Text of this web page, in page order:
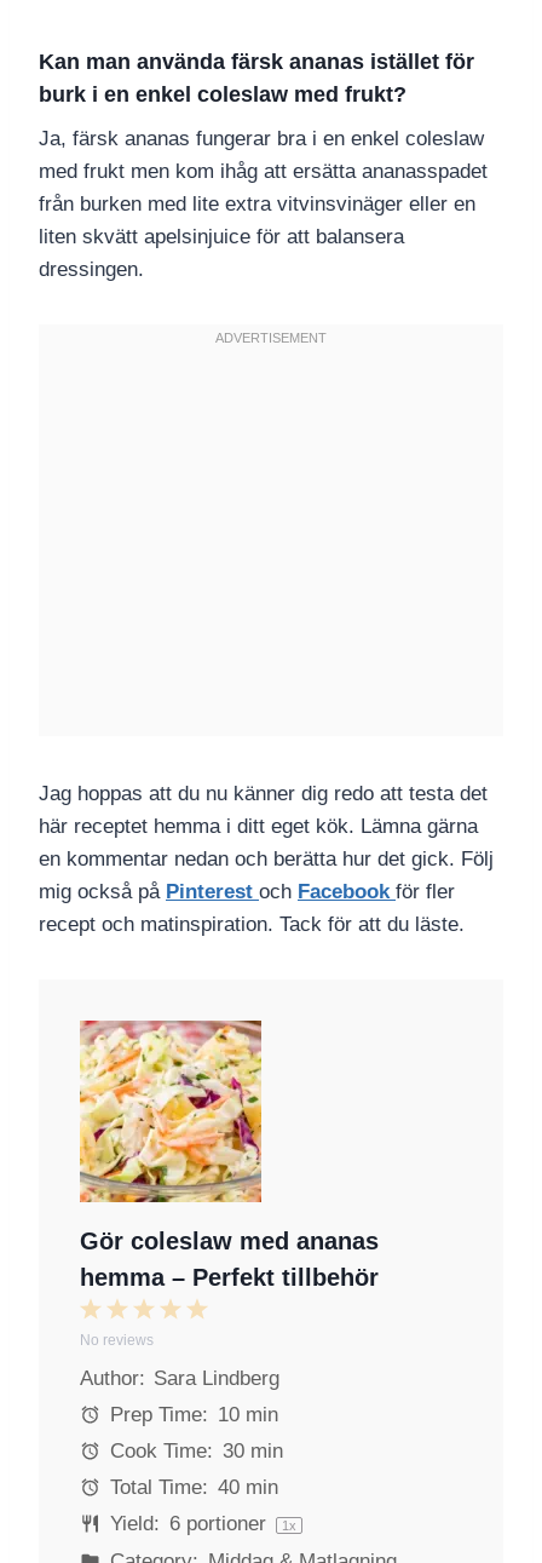
Kan man använda färsk ananas istället för
burk i en enkel coleslaw med frukt?
Ja, färsk ananas fungerar bra i en enkel coleslaw
med frukt men kom ihåg att ersätta ananasspadet
från burken med lite extra vitvinsvinäger eller en
liten skvätt apelsinjuice för att balansera
dressingen.
Jag hoppas att du nu känner dig redo att testa det
här receptet hemma i ditt eget kök. Lämna gärna
en kommentar nedan och berätta hur det gick. Följ
mig också på Pinterest och Facebook för fler
recept och matinspiration. Tack för att du läste.
Gör coleslaw med ananas
hemma – Perfekt tillbehör
5
t
r
4
t
a
r
s
3
t
a
r
s
2
S
t
a
r
s
1
S
t
a
No reviews
Author: Sara Lindberg
Prep Time: 10 min
Cook Time: 30 min
Total Time: 40 min
Yield: 6portioner 1x